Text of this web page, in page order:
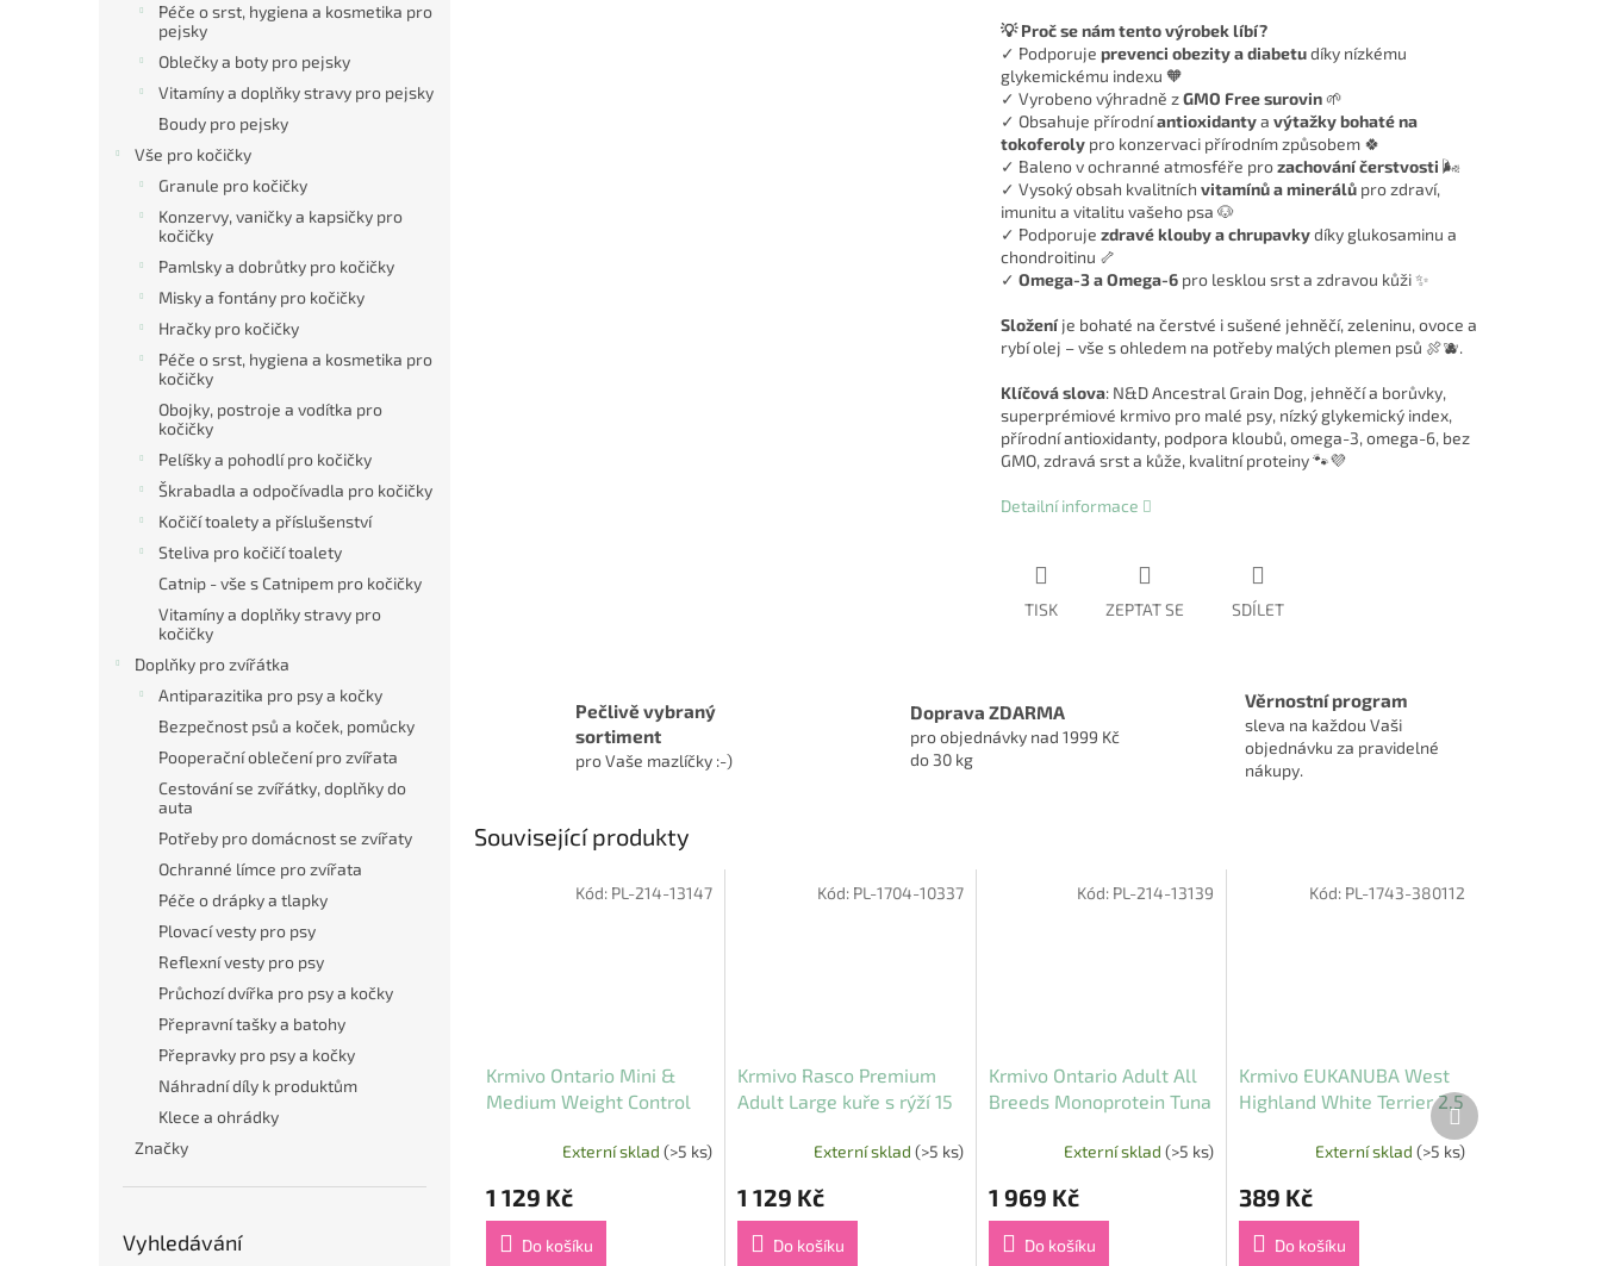
Péče o srst, hygiena a kosmetika pro
pejsky
Oblečky a boty pro pejsky
Vitamíny a doplňky stravy pro pejsky
Boudy pro pejsky
Vše pro kočičky
Granule pro kočičky
Konzervy, vaničky a kapsičky pro
kočičky
Pamlsky a dobrůtky pro kočičky
Misky a fontány pro kočičky
Hračky pro kočičky
Péče o srst, hygiena a kosmetika pro
kočičky
Obojky, postroje a vodítka pro
kočičky
Pelíšky a pohodlí pro kočičky
Škrabadla a odpočívadla pro kočičky
Kočičí toalety a příslušenství
Steliva pro kočičí toalety
Catnip - vše s Catnipem pro kočičky
Vitamíny a doplňky stravy pro
kočičky
Doplňky pro zvířátka
Antiparazitika pro psy a kočky
Bezpečnost psů a koček, pomůcky
Pooperační oblečení pro zvířata
Cestování se zvířátky, doplňky do
auta
Potřeby pro domácnost se zvířaty
Ochranné límce pro zvířata
Péče o drápky a tlapky
Plovací vesty pro psy
Reflexní vesty pro psy
Průchozí dvířka pro psy a kočky
Přepravní tašky a batohy
Přepravky pro psy a kočky
Náhradní díly k produktům
Klece a ohrádky
Značky
Vyhledávání
💡 Proč se nám tento výrobek líbí?
✓ Podporuje prevenci obezity a diabetudíky nízkému
glykemickému indexu 🧡
✓ Vyrobeno výhradně zGMO Free surovin🌱
✓ Obsahuje přírodníantioxidantya výtažky bohaté na
tokoferolypro konzervaci přírodním způsobem 🍀
✓ Baleno v ochranné atmosféře prozachování čerstvosti 🌬️
✓ Vysoký obsah kvalitních vitamínů a minerálůpro zdraví,
imunitu a vitalitu vašeho psa 🐶
✓ Podporuje zdravé klouby a chrupavkydíky glukosaminu a
chondroitinu 🦴
✓ Omega-3 a Omega-6pro lesklou srst a zdravou kůži ✨
Složeníje bohaté na čerstvé i sušené jehněčí, zeleninu, ovoce a
rybí olej – vše s ohledem na potřeby malých plemen psů 🍖🫐.
Klíčová slova: N&D Ancestral Grain Dog, jehněčí a borůvky,
superprémiové krmivo pro malé psy, nízký glykemický index,
přírodní antioxidanty, podpora kloubů, omega-3, omega-6, bez
GMO, zdravá srst a kůže, kvalitní proteiny 🐾💜
Detailní informace
TISK ZEPTAT SE SDÍLET
Pečlivě vybraný
sortiment
pro Vaše mazlíčky :-)
Doprava ZDARMA
pro objednávky nad 1999 Kč
do 30 kg
Věrnostní program
sleva na každou Vaši
objednávku za pravidelné
nákupy.
Související produkty
Krmivo Ontario Mini &
Medium Weight Control
Externí sklad (>5 ks)
1 129 Kč
Do košíku
Kód: PL-214-13147
Krmivo Rasco Premium
Adult Large kuře s rýží 15
Externí sklad (>5 ks)
1 129 Kč
Do košíku
Kód: PL-1704-10337
Krmivo Ontario Adult All
Breeds Monoprotein Tuna
Externí sklad(>5 ks)
1 969 Kč
Do košíku
Kód: PL-214-13139
Krmivo EUKANUBA West
Highland White Terrier 2,5
Externí sklad (>5 ks)
389 Kč
Do košíku
Kód: PL-1743-380112
Další
produkt